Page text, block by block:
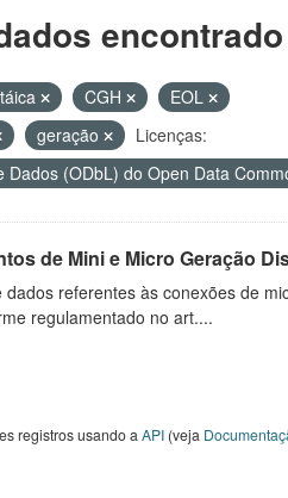
encontrado
CGH
EOL
geração
Licenças:
Dados (ODbL) do Open Data
de Mini e Micro Geração
referentes às conexões de
regulamentado no art....
registros usando a API(veja